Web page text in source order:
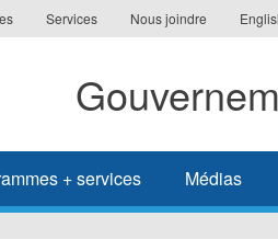
Services Nous joindre
+ services Médias